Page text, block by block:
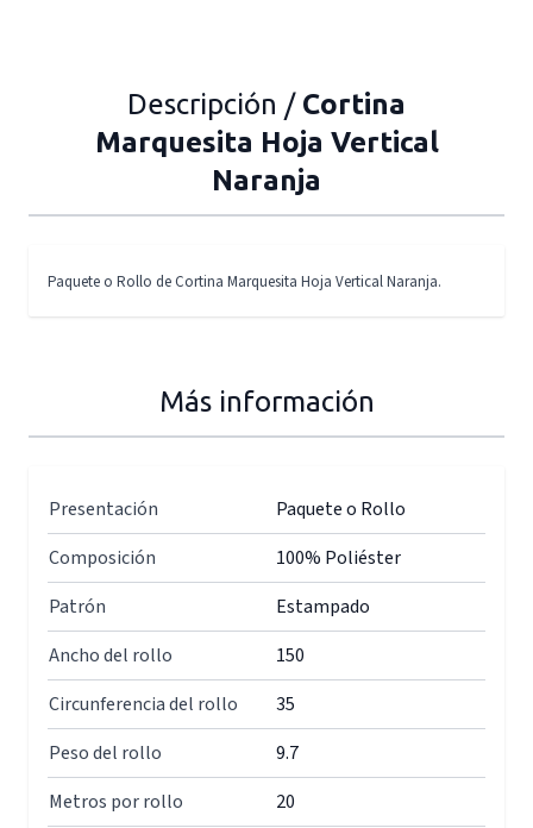
Descripción / Cortina
Marquesita Hoja Vertical
Naranja
Paquete o Rollo de Cortina Marquesita Hoja Vertical Naranja.
Más información
Presentación
Paquete o Rollo
Composición
100% Poliéster
Patrón
Estampado
Ancho del rollo
150
Circunferencia del rollo
35
Peso del rollo
9.7
Metros por rollo
20